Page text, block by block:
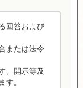
回答および
または法令
。開示等及
。